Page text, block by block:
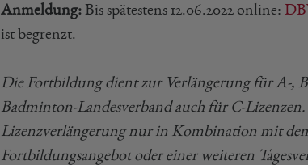
Anmeldung: Bis spätestens 12.06.2022 online:
ist begrenzt.
Die Fortbildung dient zur Verlängerung für A-,
Badminton-Landesverband auch für C-
Lizenzverlängerung nur in Kombination mit
Fortbildungsangebot oder einer weiteren